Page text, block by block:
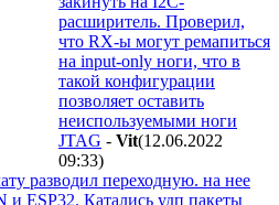
расширитель. Проверил,
что RX-ы могут ремапиться
на input-only ноги, что в
такой конфигурации
позволяет оставить
неиспользуемыми ноги
JTAG - Vit(12.06.2022
09:33)
разводил переходную. на нее
и ESP32. Катались удп пакеты